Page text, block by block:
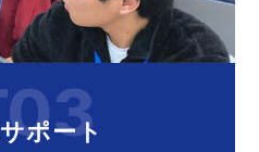
ポート